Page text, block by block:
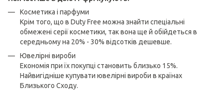
Косметика і парфуми
Крім того, що в Duty Free можна знайти спеціальні
обмежені серії косметики, так вона ще й обійдеться в
середньому на 20% - 30% відсотків дешевше.
Ювелірні вироби
Економія при їх покупці становить близько 15%.
Найвигідніше купувати ювелірні вироби в країнах
Близького Сходу.